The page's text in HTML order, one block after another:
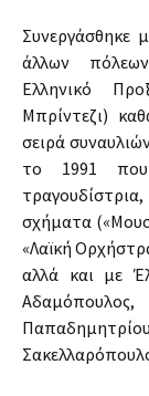
Συνεργάσθηκε
άλλων
Ελληνικό
Μπρίντεζι)
σειρά
το 1991 που
σχήματα
«Λαϊκή
αλλά και με